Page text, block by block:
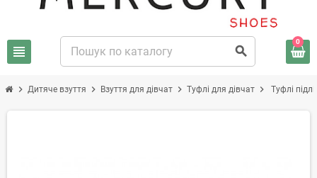
view_headline search
0
chevron_right Дитяче взуття chevron_right Взуття для дівчат chevron_right Туфлі для дівчат chevron_right Туфлі